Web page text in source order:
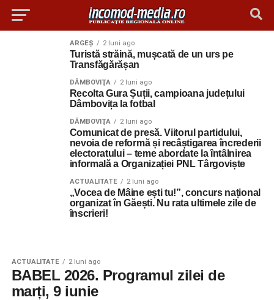
ARGEȘ 2 luni ago
Turistă străină, mușcată de un urs pe
Transfăgărășan
DÂMBOVIŢA 2 luni ago
Recolta Gura Șuții, campioana județului
Dâmbovița la fotbal
DÂMBOVIŢA 2 luni ago
Comunicat de presă. Viitorul partidului,
nevoia de reformă și recâștigarea încrederii
electoratului – teme abordate la întâlnirea
informală a Organizației PNL Târgoviște
ACTUALITATE 2 luni ago
„Vocea de Mâine ești tu!”, concurs național
organizat în Găești. Nu rata ultimele zile de
înscrieri!
ACTUALITATE 2 luni ago
BABEL 2026. Programul zilei de
marți, 9 iunie